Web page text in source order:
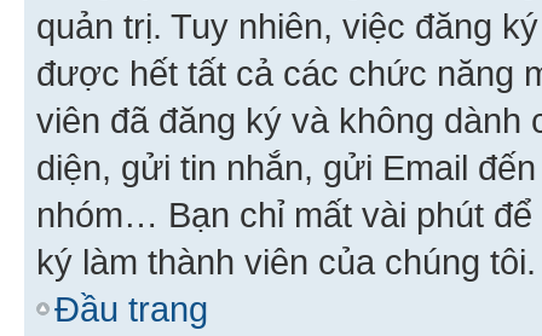
quản trị. Tuy nhiên, việc đăng
được hết tất cả các chức năng
viên đã đăng ký và không
diện, gửi tin nhắn, gửi Email
nhóm… Bạn chỉ mất vài phút
ký làm thành viên của chúng tôi.
Đầu trang